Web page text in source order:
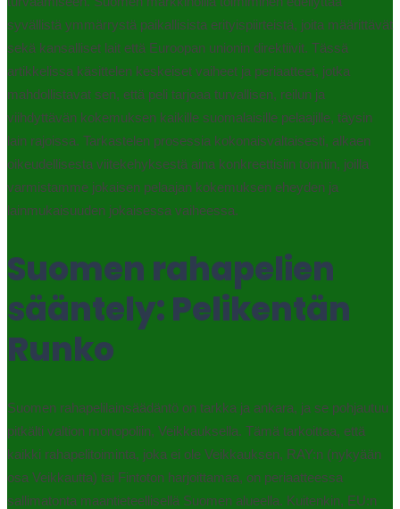
syvällistä ymmärrystä paikallisista erityispiirteistä, joita määrittävät
sekä kansalliset lait että Euroopan unionin direktiivit. Tässä
artikkelissa käsittelen keskeiset vaiheet ja periaatteet, jotka
mahdollistavat sen, että peli tarjoaa turvallisen, reilun ja
viihdyttävän kokemuksen kaikille suomalaisille pelaajille, täysin
lain rajoissa. Tarkastelen prosessia kokonaisvaltaisesti, alkaen
oikeudellisesta viitekehyksestä aina konkreettisiin toimiin, joilla
varmistamme jokaisen pelaajan kokemuksen eheyden ja
lainmukaisuuden jokaisessa vaiheessa.
Suomen rahapelien
sääntely: Pelikentän
Runko
Suomen rahapelilainsäädäntö on tarkka ja ankara, ja se pohjautuu
pitkälti valtion monopoliin, Veikkauksella. Tämä tarkoittaa, että
kaikki rahapelitoiminta, joka ei ole Veikkauksen, RAY:n (nykyään
osa Veikkautta) tai Fintoton harjoittamaa, on periaatteessa
sallimatonta maantieteellisellä Suomen alueella. Kuitenkin, EU:n